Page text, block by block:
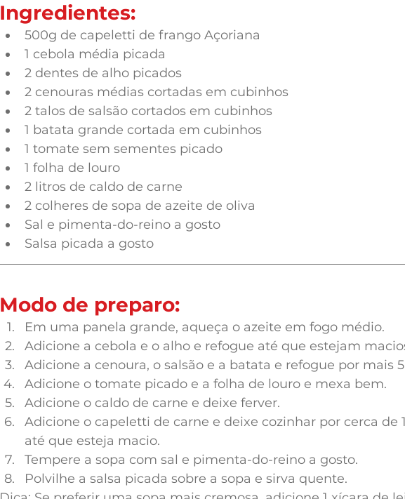
Ingredientes:
500g de capeletti de frango Açoriana
1 cebola média picada
2 dentes de alho picados
2 cenouras médias cortadas em cubinhos
2 talos de salsão cortados em cubinhos
1 batata grande cortada em cubinhos
1 tomate sem sementes picado
1 folha de louro
2 litros de caldo de carne
2 colheres de sopa de azeite de oliva
Sal e pimenta-do-reino a gosto
Salsa picada a gosto
Modo de preparo:
Em uma panela grande, aqueça o azeite em fogo médio.
Adicione a cebola e o alho e refogue até que estejam
Adicione a cenoura, o salsão e a batata e refogue por mais
Adicione o tomate picado e a folha de louro e mexa bem.
Adicione o caldo de carne e deixe ferver.
Adicione o capeletti de carne e deixe cozinhar por cerca de
até que esteja macio.
Tempere a sopa com sal e pimenta-do-reino a gosto.
Polvilhe a salsa picada sobre a sopa e sirva quente.